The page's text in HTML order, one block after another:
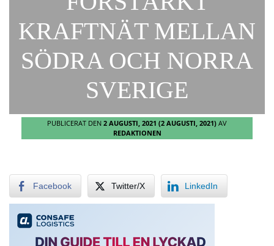
KRAFTNÄT MELLAN
SÖDRA OCH NORRA
SVERIGE
PUBLICERAT DEN 2 AUGUSTI, 2021 (2 AUGUSTI, 2021) AV
REDAKTIONEN
Facebook Twitter/X LinkedIn